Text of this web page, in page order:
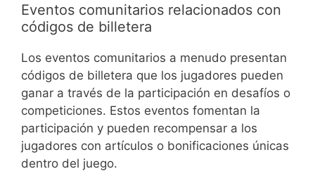
Eventos comunitarios relacionados con
códigos de billetera
Los eventos comunitarios a menudo presentan
códigos de billetera que los jugadores pueden
ganar a través de la participación en desafíos o
competiciones. Estos eventos fomentan la
participación y pueden recompensar a los
jugadores con artículos o bonificaciones únicas
dentro del juego.